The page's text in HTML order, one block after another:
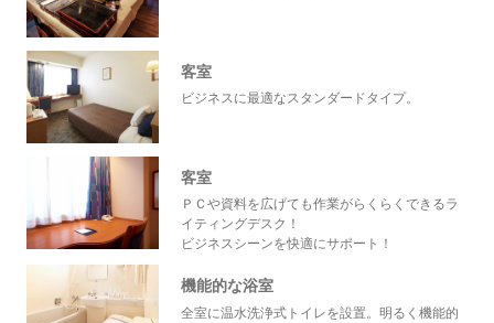
客室
ビジネスに最適なスタンダードタイプ。
客室
ＰＣや資料を広げても作業がらくらくできるラ
イティングデスク！
ビジネスシーンを快適にサポート！
機能的な浴室
全室に温水洗浄式トイレを設置。明るく機能的